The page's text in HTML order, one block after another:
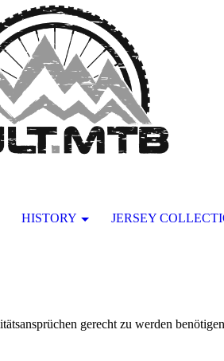
HISTORY JERSEY
gerecht zu werden